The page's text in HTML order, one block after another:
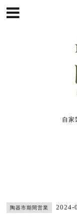
自家
陶器市期間営業 2024-